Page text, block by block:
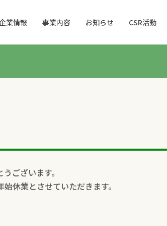
業情報 事業内容 お知らせ CSR活動
ございます。
休業とさせていただきます。